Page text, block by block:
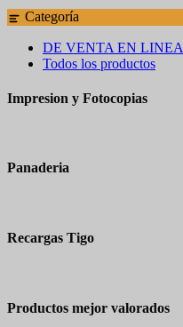
Categoría
DE VENTA EN LINEA
Todos los productos
Impresion y Fotocopias
Panaderia
Recargas Tigo
Productos mejor valorados